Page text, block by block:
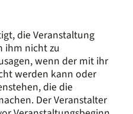
die Veranstaltung
ihm nicht zu
wenn der mit ihr
werden kann oder
die die
Der Veranstalter